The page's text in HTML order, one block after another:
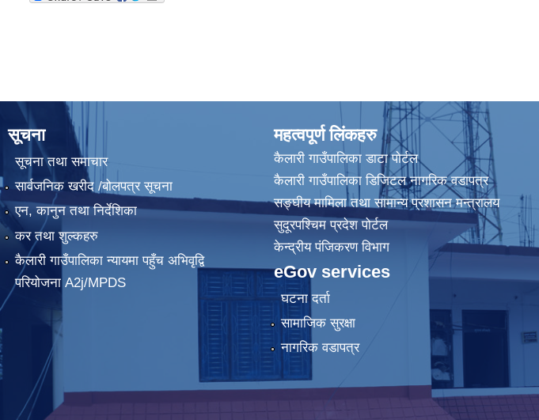
सूचना
सूचना तथा समाचार
सार्वजनिक खरीद /बोलपत्र सूचना
एन, कानुन तथा निर्देशिका
कर तथा शुल्कहरु
कैलारी गाउँपालिका न्यायमा पहुँच अभिवृद्वि
परियोजना A2j/MPDS
महत्वपूर्ण लिंकहरु
कैलारी गाउँपालिका डाटा पाेर्टल
कैलारी गाउँपालिका डिजिटल नागरिक वडापत्र
सङ्घीय मामिला तथा सामान्य प्रशासन मन्त्रालय
सुदूरपश्चिम प्रदेश पोर्टल
केन्द्रीय प‌ंजिकरण विभाग
eGov services
घटना दर्ता
सामाजिक सुरक्षा
नागरिक वडापत्र